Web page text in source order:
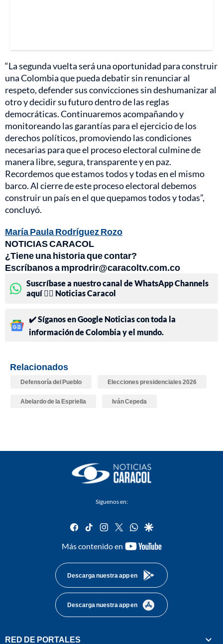
“La segunda vuelta será una oportunidad para construir
una Colombia que pueda debatir sin renunciar al
respeto, defender sus convicciones sin deshumanizar al
otro y decidir su futuro dentro de las reglas
democráticas. Continuaremos acompañando y
monitoreando las garantías para el ejercicio de los
derechos políticos, promoviendo las condiciones
necesarias para que el proceso electoral culmine de
manera libre, segura, transparente y en paz.
Recordemos que estamos todos y todas en el mismo
barco. Al cierre de este proceso electoral debemos
construir un país en el que quepamos todos y todas”,
concluyó.
María Paula Rodríguez Rozo
NOTICIAS CARACOL
¿Tiene una historia que contar?
Escríbanos a mprodrir@caracoltv.com.co
Suscríbase a nuestro canal de WhatsApp Channels
aquí 👉🏻 Noticias Caracol
✔️ Síganos en Google Noticias con toda la
información de Colombia y el mundo.
Relacionados
Defensoría del Pueblo Elecciones presidenciales 2026
Abelardo de la Espriella Iván Cepeda
Síguenos en:
facebook
tiktok instagram
twitterwhatsapp
google
Más contenido en
youtube-
Descarga nuestra app en
Descarga nuestra app en
RED DE PORTALES